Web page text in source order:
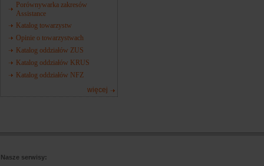
Porównywarka zakresów
Assistance
Katalog towarzystw
Opinie o towarzystwach
Katalog oddziałów ZUS
Katalog oddziałów KRUS
Katalog oddziałów NFZ
więcej
Nasze serwisy: